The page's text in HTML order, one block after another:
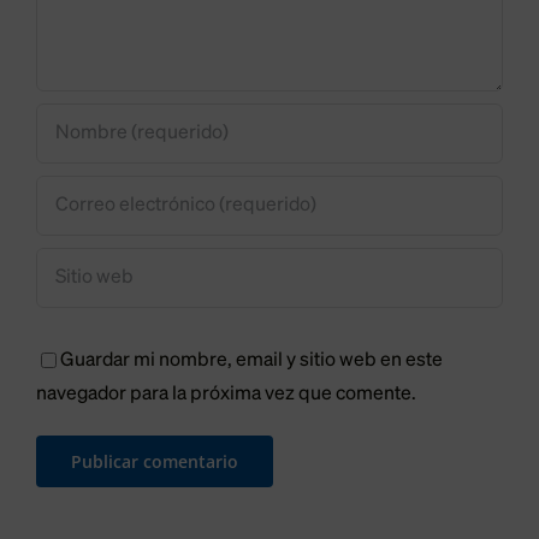
“igual”
los
leoneses
Guardar mi nombre, email y sitio web en este
navegador para la próxima vez que comente.